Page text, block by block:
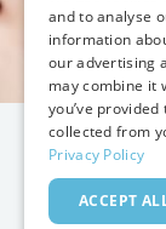
©
and to analyse
information
our advertising
may combine it
you’ve
collected from
Privacy Policy
ACCEPT